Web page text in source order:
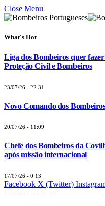
Close Menu
What's Hot
Liga dos Bombeiros quer
Proteção Civil e Bombeiros
23/07/26 - 22:31
Novo Comando dos
20/07/26 - 11:09
Chefe dos Bombeiros da
após missão internacional
17/07/26 - 0:13
Facebook X (Twitter)